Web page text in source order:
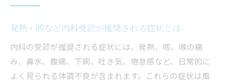
発熱・咳など内科受診が推奨される症状とは
内科の受診が推奨される症状には、発熱、咳、喉の痛
み、鼻水、腹痛、下痢、吐き気、倦怠感など、日常的に
よく見られる体調不良が含まれます。これらの症状は風